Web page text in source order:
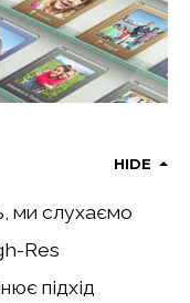
HIDE
ми слухаємо
Res
підхід